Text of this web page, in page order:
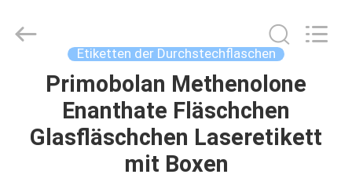
HAUS
PRODUKTE
Etiketten der Durchstechflaschen
Primobolan Methenolone
Enanthate Fläschchen
Glasfläschchen Laseretikett
mit Boxen